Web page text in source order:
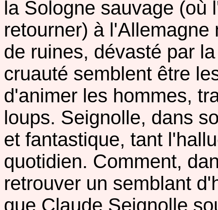
la Sologne sauvage (où
retourner) à
de ruines, dévasté par
cruauté semblent être
d'animer les hommes,
loups. Seignolle, dans
et fantastique, tant
quotidien. Comment,
retrouver un semblant
que Claude Seignolle